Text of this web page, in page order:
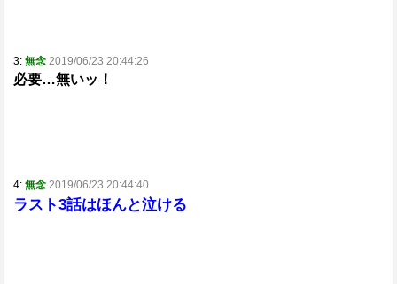
3: 無念 2019/06/23 20:44:26
必要…無いッ！
4: 無念 2019/06/23 20:44:40
ラスト3話はほんと泣ける